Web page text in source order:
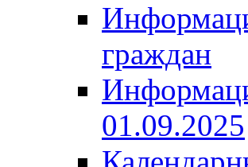
граждан
01.09.2025